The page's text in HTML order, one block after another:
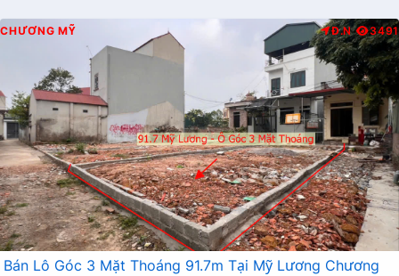
CHƯƠNG MỸ Đ.N 3491
Bán Lô Góc 3 Mặt Thoáng 91.7m Tại Mỹ Lương Chương